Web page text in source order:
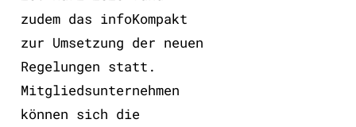
zudem das infoKompakt
zur Umsetzung der neuen
Regelungen statt.
Mitgliedsunternehmen
können sich die